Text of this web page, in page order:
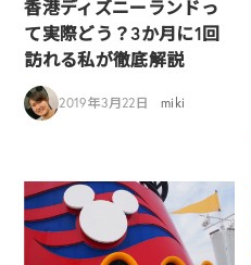
香港ディズニーランドっ
て実際どう？3か月に1回
訪れる私が徹底解説
2019年3月22日 miki